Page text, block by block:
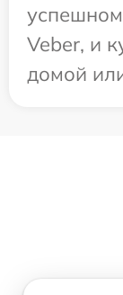
успешном
Veber, и
домой